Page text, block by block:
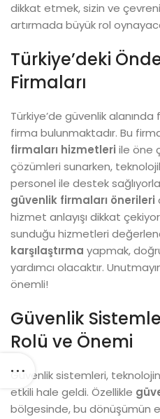
dikkat etmek, sizin ve
artırmada büyük rol
Türkiye’deki
Firmaları
Türkiye’de güvenlik
firma bulunmaktadır. Bu
firmaları hizmetleri ile öne
çözümleri sunarken,
personel ile destek
güvenlik firmaları önerileri
hizmet anlayışı dikkat
sunduğu hizmetleri
karşılaştırma yapmak,
yardımcı olacaktır.
önemli!
Güvenlik
Rolü ve Önemi
Güvenlik sistemleri,
etkili hale geldi. Özellikle
bölgesinde, bu dönüşümün